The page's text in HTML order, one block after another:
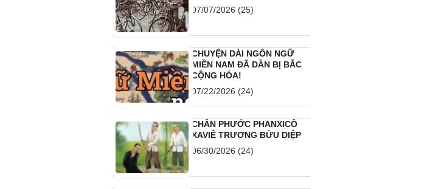
07/07/2026 (25)
CHUYỆN DÀI NGÔN NGỮ
MIỀN NAM ĐÃ DẦN BỊ BẮC
CỘNG HÓA!
07/22/2026 (24)
CHÂN PHƯỚC PHANXICÔ
XAVIÊ TRƯƠNG BỬU DIỆP
06/30/2026 (24)